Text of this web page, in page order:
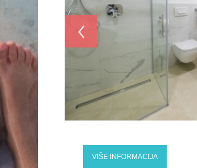
‹
VIŠE INFORMACIJA